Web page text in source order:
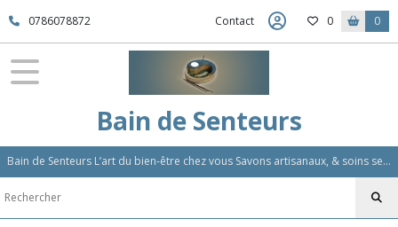
0786078872 Contact 0 0
Bain de Senteurs
Bain de Senteurs L’art du bien-être chez vous Savons artisanaux, & soins sensoriels, Aromathérapie et Parfums d'Ambiance,Soin Des Cheveux